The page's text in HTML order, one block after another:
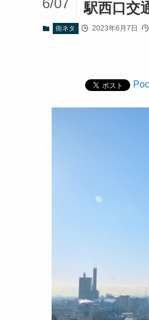
駅西口交
6/07
街ネタ 2023年6月7日